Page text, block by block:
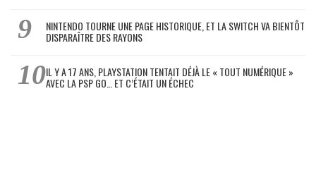
NINTENDO TOURNE UNE PAGE HISTORIQUE, ET LA SWITCH VA BIENTÔT
DISPARAÎTRE DES RAYONS
IL Y A 17 ANS, PLAYSTATION TENTAIT DÉJÀ LE « TOUT NUMÉRIQUE »
AVEC LA PSP GO… ET C’ÉTAIT UN ÉCHEC